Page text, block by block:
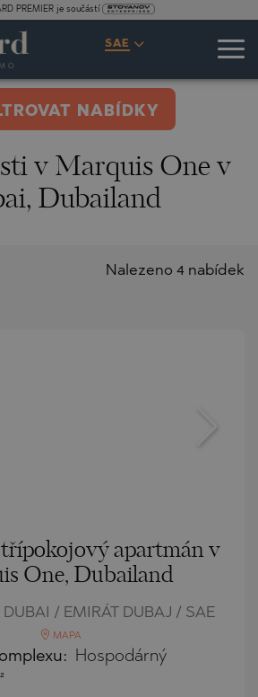
PREMIER je součástí
SAE
NABÍDKY
v Marquis One v
Dubailand
Nalezeno 4 nabídek
apartmán v
One, Dubailand
/ EMIRÁT DUBAJ / SAE
MAPA
Hospodárný